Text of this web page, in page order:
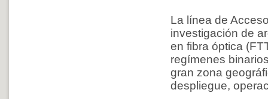
La línea de
investigación de
en fibra óptica
regímenes
gran zona
despliegue,